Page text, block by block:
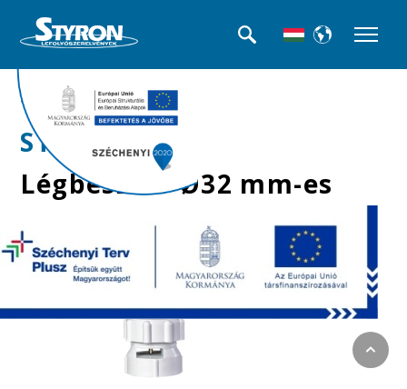
>>Légbeszívók
STY-032-L
Légbeszívó Ø32 mm-es